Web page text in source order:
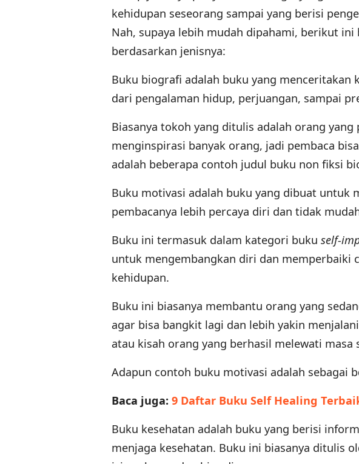
kehidupan seseorang sampai yang berisi
Nah, supaya lebih mudah dipahami, berikut
berdasarkan jenisnya:
Buku biografi adalah buku yang menceritakan
dari pengalaman hidup, perjuangan, sampai
Biasanya tokoh yang ditulis adalah orang
menginspirasi banyak orang, jadi pembaca
adalah beberapa contoh judul buku non fiksi
Buku motivasi adalah buku yang dibuat untuk
pembacanya lebih percaya diri dan tidak
Buku ini termasuk dalam kategori buku self-
untuk mengembangkan diri dan memperbaiki
kehidupan.
Buku ini biasanya membantu orang yang
agar bisa bangkit lagi dan lebih yakin
atau kisah orang yang berhasil melewati masa
Adapun contoh buku motivasi adalah sebagai
Baca juga: 9 Daftar Buku Self Healing
Buku kesehatan adalah buku yang berisi
menjaga kesehatan. Buku ini biasanya ditulis